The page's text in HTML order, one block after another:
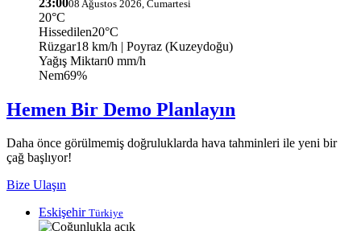
08 Ağustos 2026, Cumartesi
20°C
Hissedilen20°C
Rüzgar18 km/h | Poyraz (Kuzeydoğu)
Yağış Miktarı0 mm/h
Nem69%
Hemen Bir Demo Planlayın
Daha önce görülmemiş doğruluklarda hava tahminleri ile yeni bir
çağ başlıyor!
Bize Ulaşın
Eskişehir Türkiye